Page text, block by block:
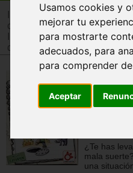
Usamos cookies y
mejorar tu
para mostrarte
adecuados, para
para comprender
Aceptar
Tienda > Juguetes
cooperativos
>Tienda>Juguetes
de 12 años
Mercurio
¿Te has
mala
una